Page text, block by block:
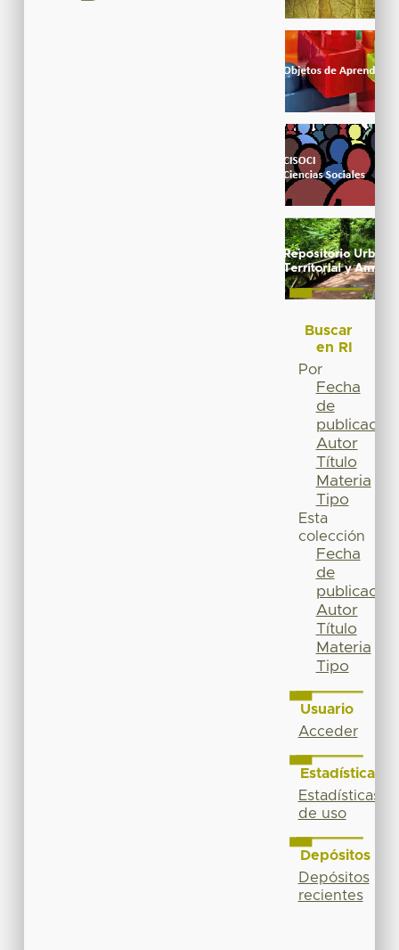
Buscar
en RI
Por
Fecha
de
publicación
Autor
Título
Materia
Tipo
Esta
colección
Fecha
de
publicación
Autor
Título
Materia
Tipo
Usuario
Acceder
Estadísticas
Estadísticas
de uso
Depósitos
Depósitos
recientes